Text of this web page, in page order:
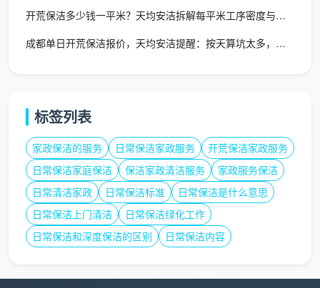
字，而是会根据房屋实际情况做合理微调。下面这三个
变
量
对价格的影响
装
修
交
付
状
精装房适用标准
单价；半包/清
包上浮
10%-20%
自己盯工的清包装修，地面
全是干结的乳胶漆点和水泥
块，手工铲除耗时翻倍
开荒保洁多少钱一平米？天均安洁拆解每平米工序密度与真实报价
成都单日开荒保洁报价，天均安洁提醒：按天算坑太多，建面一口价
标签列表
家政保洁的服务 日常保洁家政服务
开荒保洁家政服务
日常保洁家庭保洁
保洁家政清洁服务
家政服务保洁
日常清洁家政
日常保洁标准
日常保洁是什么意思
日常保洁上门清洁
日常保洁绿化工作
日常保洁和深度保洁的区别
日常保洁内容